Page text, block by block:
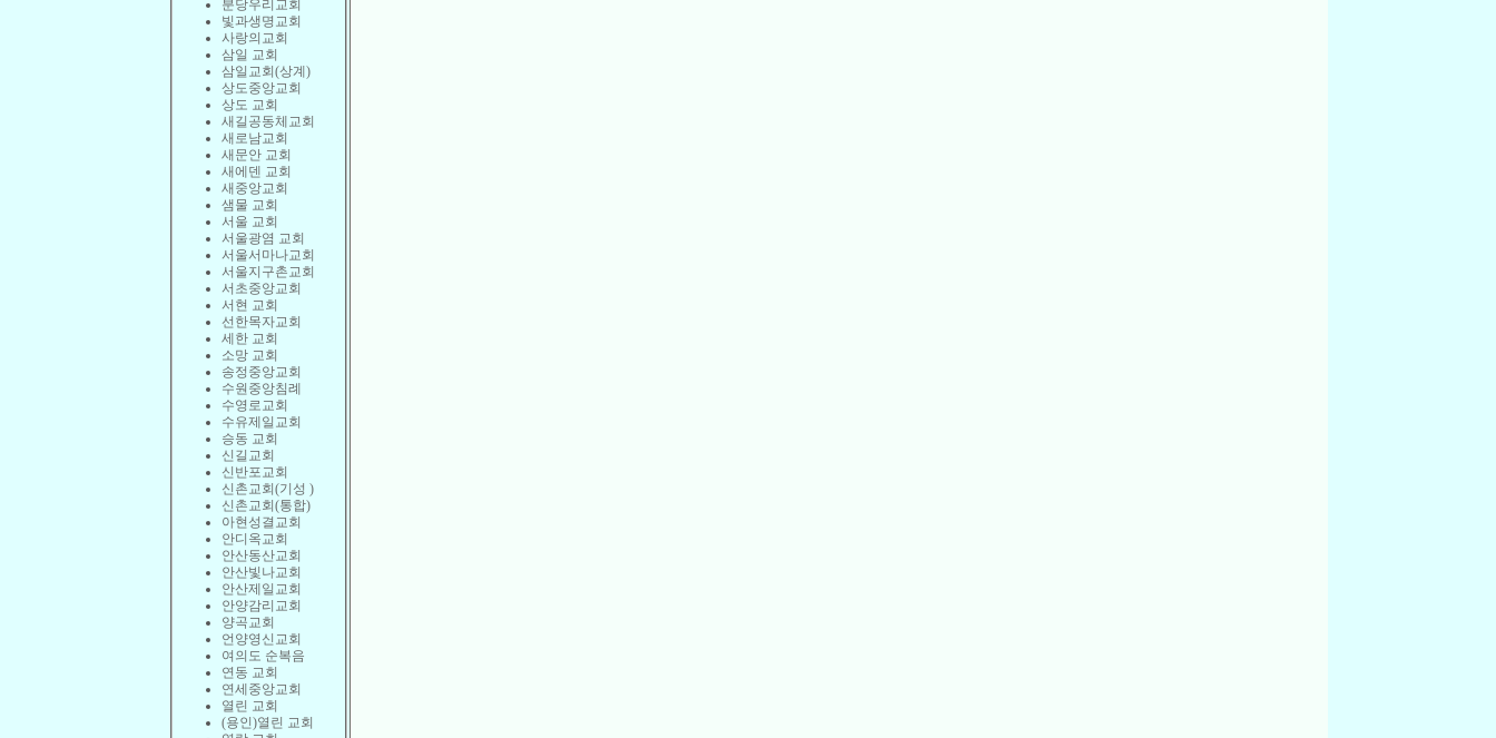
분당우리교회
빛과생명교회
사랑의교회
삼일 교회
삼일교회(상계)
상도중앙교회
상도 교회
새길공동체교회
새로남교회
새문안 교회
새에덴 교회
새중앙교회
샘물 교회
서울 교회
서울광염 교회
서울서마나교회
서울지구촌교회
서초중앙교회
서현 교회
선한목자교회
세한 교회
소망 교회
송정중앙교회
수원중앙침례
수영로교회
수유제일교회
승동 교회
신길교회
신반포교회
신촌교회(기성 )
신촌교회(통합)
아현성결교회
안디옥교회
안산동산교회
안산빛나교회
안산제일교회
안양감리교회
양곡교회
언양영신교회
여의도 순복음
연동 교회
연세중앙교회
열린 교회
(용인)열린 교회